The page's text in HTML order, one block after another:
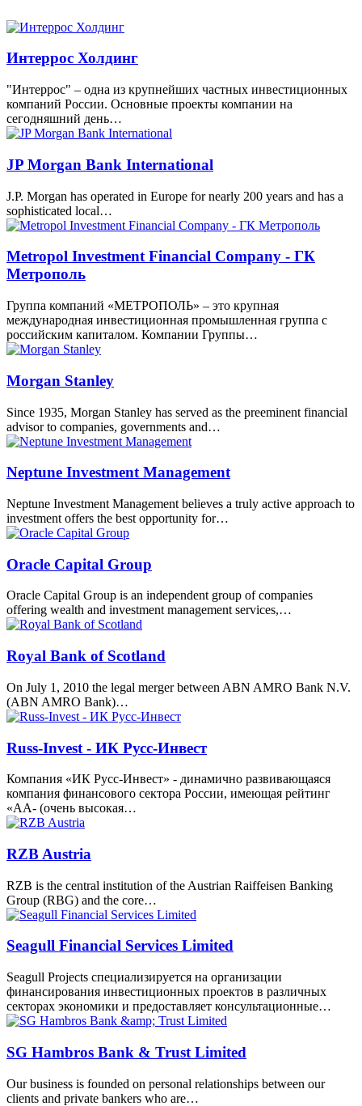
Интеррос Холдинг
"Интеррос" – одна из крупнейших частных инвестиционных
компаний России. Основные проекты компании на
сегодняшний день…
JP Morgan Bank International
J.P. Morgan has operated in Europe for nearly 200 years and has a
sophisticated local…
Metropol Investment Financial Company - ГК
Метрополь
Группа компаний «МЕТРОПОЛЬ» – это крупная
международная инвестиционная промышленная группа с
российским капиталом. Компании Группы…
Morgan Stanley
Since 1935, Morgan Stanley has served as the preeminent financial
advisor to companies, governments and…
Neptune Investment Management
Neptune Investment Management believes a truly active approach to
investment offers the best opportunity for…
Oracle Capital Group
Oracle Capital Group is an independent group of companies
offering wealth and investment management services,…
Royal Bank of Scotland
On July 1, 2010 the legal merger between ABN AMRO Bank N.V.
(ABN AMRO Bank)…
Russ-Invest - ИК Русс-Инвест
Компания «ИК Русс-Инвест» - динамично развивающаяся
компания финансового сектора России, имеющая рейтинг
«AA- (очень высокая…
RZB Austria
RZB is the central institution of the Austrian Raiffeisen Banking
Group (RBG) and the core…
Seagull Financial Services Limited
Seagull Projects специализируется на организации
финансирования инвестиционных проектов в различных
секторах экономики и предоставляет консультационные…
SG Hambros Bank & Trust Limited
Our business is founded on personal relationships between our
clients and private bankers who are…